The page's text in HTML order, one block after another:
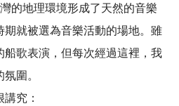
的地理環境形成了天然的音樂
期就被選為音樂活動的場地。雖
歌表演，但每次經過這裡，我
圍。
究：